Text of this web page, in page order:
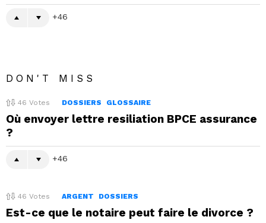
46
DON'T MISS
46 Votes DOSSIERS GLOSSAIRE
Où envoyer lettre resiliation BPCE assurance
?
46
46 Votes ARGENT DOSSIERS
Est-ce que le notaire peut faire le divorce ?